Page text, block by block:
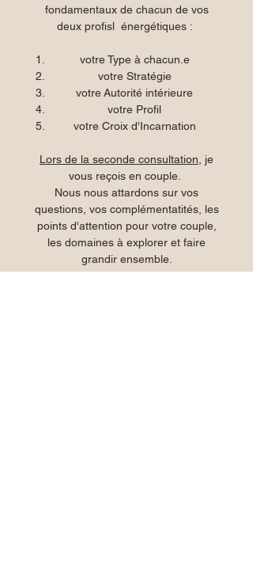
fondamentaux de chacun de vos
deux profisl énergétiques :
votre Type à chacun.e
votre Stratégie
votre Autorité intérieure
votre Profil
votre Croix d'Incarnation
Lors de la seconde consultation , je
vous reçois en couple.
Nous nous attardons sur vos
questions, vos complémentatités, les
points d'attention pour votre couple,
les domaines à explorer et faire
grandir ensemble.